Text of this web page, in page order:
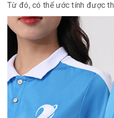
Từ đó, có thể ước tính được